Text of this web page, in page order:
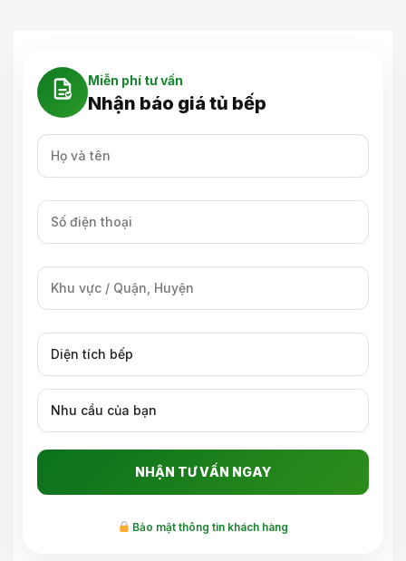
Miễn phí tư vấn
Nhận báo giá tủ bếp
Bảo mật thông tin khách hàng